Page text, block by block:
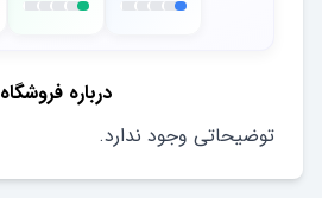
درباره فروشگاه
توضیحاتی وجود ندارد.